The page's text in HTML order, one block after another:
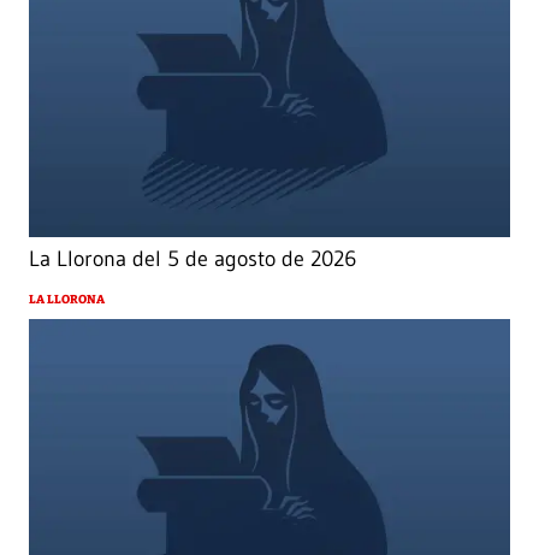
La Llorona del 5 de agosto de 2026
LA LLORONA